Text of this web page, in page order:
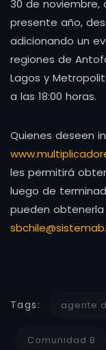
30 de noviembre,
presente año,
adicionando un
regiones de
Lagos y
a las 18:00 horas.
Quienes deseen
les permitirá
luego de
pueden
Tags: agente
Comunidad B